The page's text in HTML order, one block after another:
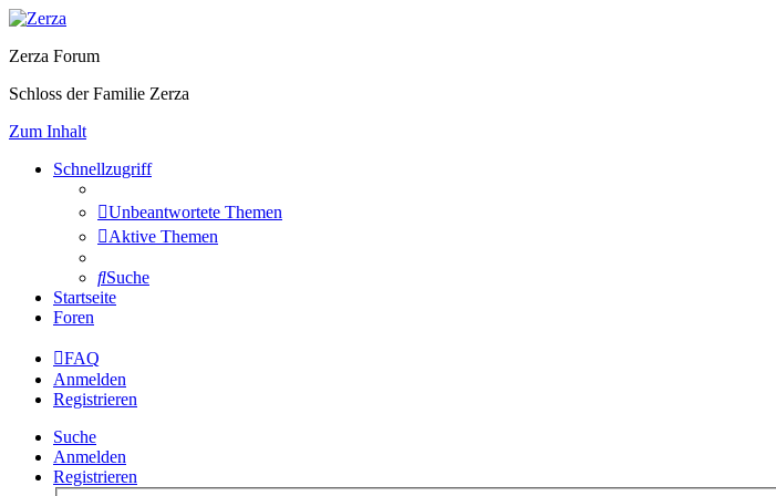
Zerza Forum
Schloss der Familie Zerza
Zum Inhalt
Schnellzugriff
Unbeantwortete Themen
Aktive Themen
Suche
Startseite
Foren
FAQ
Anmelden
Registrieren
Suche
Anmelden
Registrieren